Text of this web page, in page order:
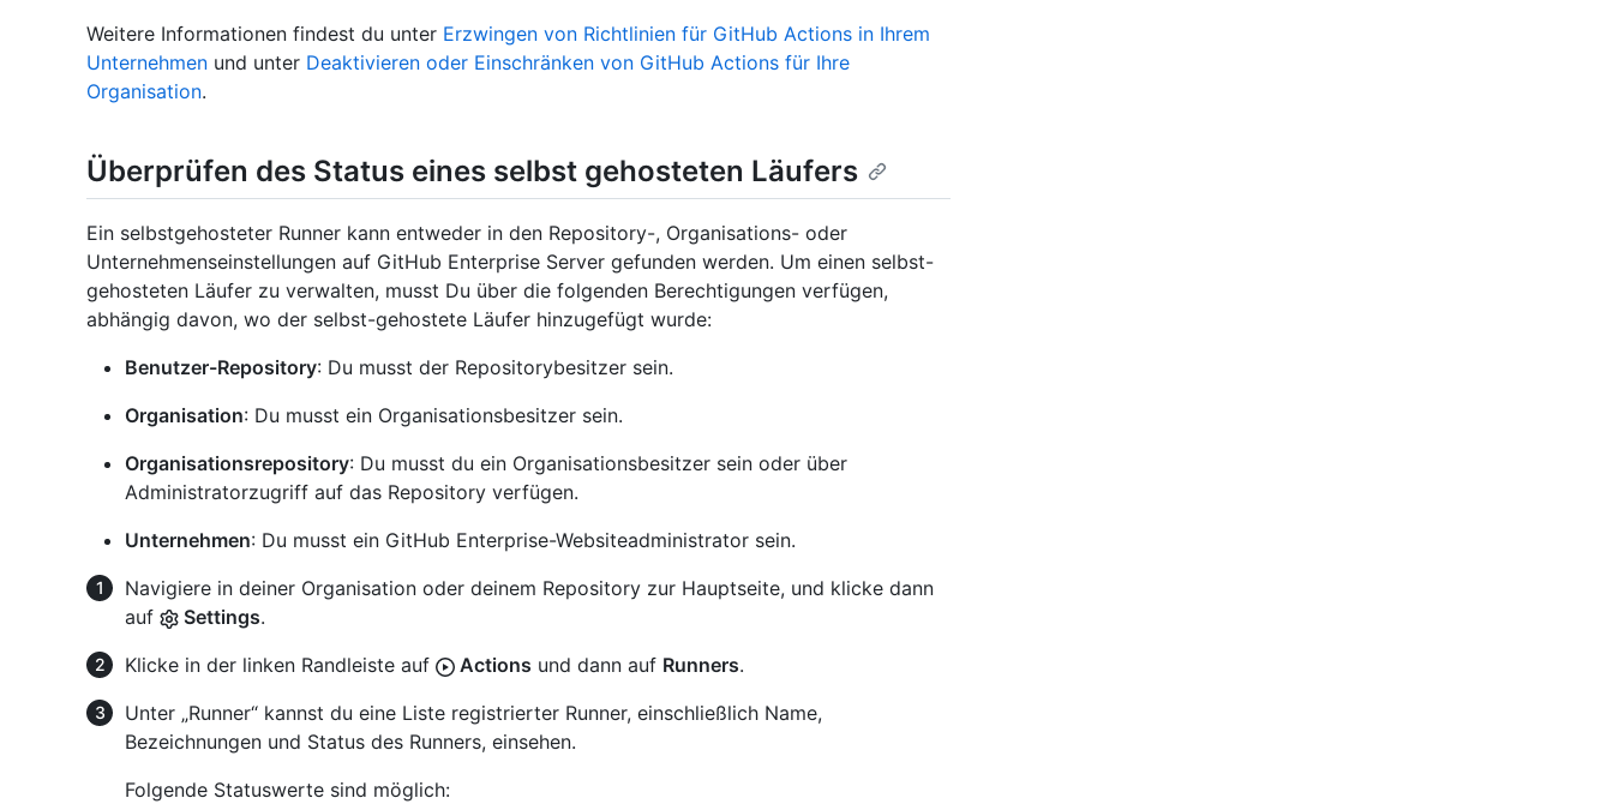
Weitere Informationen findest du unter Erzwingen von Richtlinien für GitHub Actions in Ihrem
Unternehmen und unter Deaktivieren oder Einschränken von GitHub Actions für Ihre
Organisation.
Überprüfen des Status eines selbst gehosteten Läufers
Ein selbstgehosteter Runner kann entweder in den Repository-, Organisations- oder
Unternehmenseinstellungen auf GitHub Enterprise Server gefunden werden. Um einen selbst-
gehosteten Läufer zu verwalten, musst Du über die folgenden Berechtigungen verfügen,
abhängig davon, wo der selbst-gehostete Läufer hinzugefügt wurde:
Benutzer-Repository: Du musst der Repositorybesitzer sein.
Organisation: Du musst ein Organisationsbesitzer sein.
Organisationsrepository: Du musst du ein Organisationsbesitzer sein oder über
Administratorzugriff auf das Repository verfügen.
Unternehmen: Du musst ein GitHub Enterprise-Websiteadministrator sein.
Navigiere in deiner Organisation oder deinem Repository zur Hauptseite, und klicke dann
auf
Settings.
Klicke in der linken Randleiste auf
Actions und dann auf Runners.
Unter „Runner“ kannst du eine Liste registrierter Runner, einschließlich Name,
Bezeichnungen und Status des Runners, einsehen.
Folgende Statuswerte sind möglich: